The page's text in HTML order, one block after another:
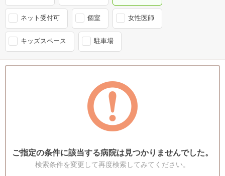
ネット受付可 個室 女性医師
キッズスペース 駐車場
ご指定の条件に該当する病院は見つかりませんでした。
検索条件を変更して再度検索してみてください。